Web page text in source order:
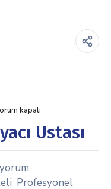
kapalı
Ustası
Profesyonel